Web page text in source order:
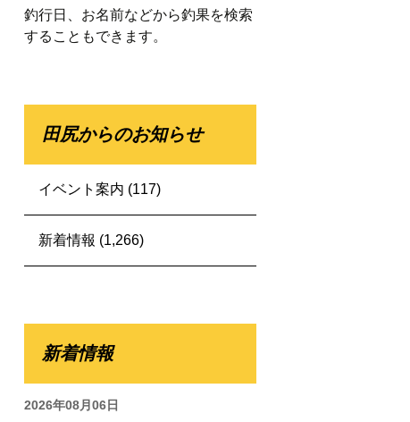
釣行日、お名前などから釣果を検索
することもできます。
田尻からのお知らせ
イベント案内 (117)
新着情報 (1,266)
新着情報
2026年08月06日